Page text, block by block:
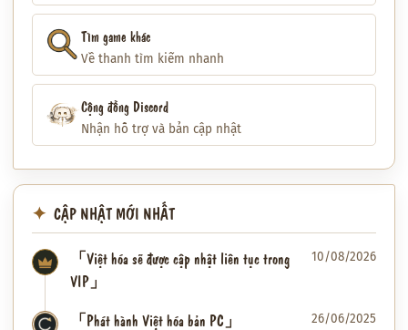
Tìm game khác
Về thanh tìm kiếm nhanh
Cộng đồng Discord
Nhận hỗ trợ và bản cập nhật
CẬP NHẬT MỚI NHẤT
「Việt hóa sẽ được cập nhật liên tục trong
VIP」
10/08/2026
✦ 「Phát hành Việt hóa bản PC」 26/06/2025